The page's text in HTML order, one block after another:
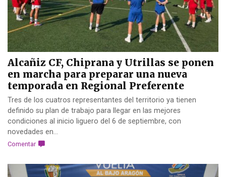
Alcañiz CF, Chiprana y Utrillas se ponen
en marcha para preparar una nueva
temporada en Regional Preferente
Tres de los cuatros representantes del territorio ya tienen
definido su plan de trabajo para llegar en las mejores
condiciones al inicio liguero del 6 de septiembre, con
novedades en...
Comentar